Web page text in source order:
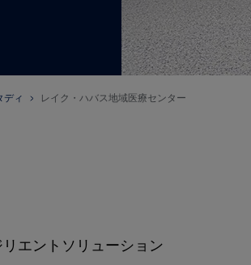
ディ レイク・ハバス地域医療センター
エントソリューション